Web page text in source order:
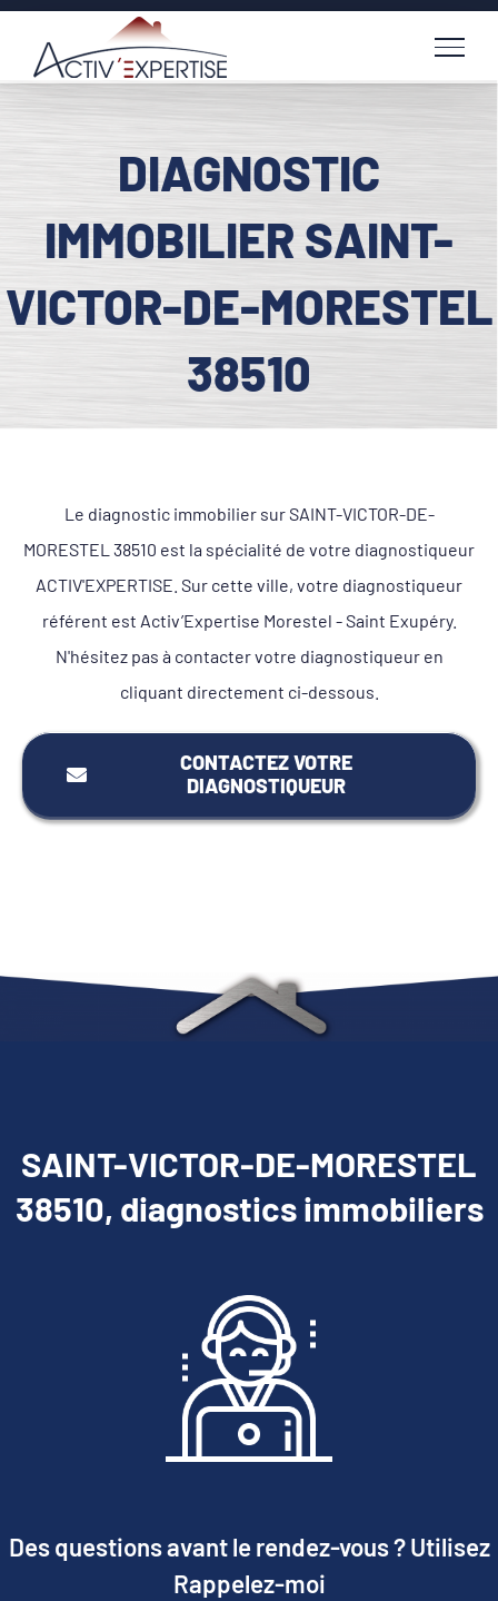
Passer
contenu
DIAGNOSTIC
IMMOBILIER SAINT-
VICTOR-DE-MORESTEL
38510
Le diagnostic immobilier sur SAINT-VICTOR-DE-
MORESTEL 38510 est la spécialité de votre diagnostiqueur
ACTIV'EXPERTISE. Sur cette ville, votre diagnostiqueur
référent est Activ’Expertise Morestel - Saint Exupéry.
N'hésitez pas à contacter votre diagnostiqueur en
cliquant directement ci-dessous.
CONTACTEZ VOTRE
DIAGNOSTIQUEUR
SAINT-VICTOR-DE-MORESTEL
38510, diagnostics immobiliers
Des questions avant le rendez-vous ? Utilisez
Rappelez-moi